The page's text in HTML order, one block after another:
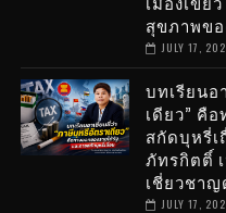
สุขภาพขอ
JULY 17,
บทเรียนอ
เดียว” คื
สกัดบุหรี่เ
ภัทรกิตติ์
เชี่ยวชาญ
JULY 17,